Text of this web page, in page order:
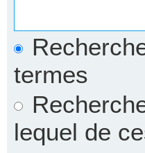
termes
lequel de